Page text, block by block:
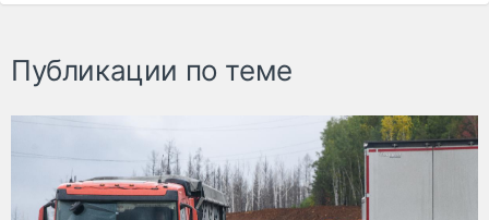
Публикации по теме